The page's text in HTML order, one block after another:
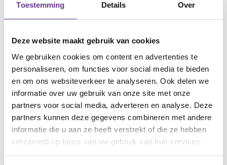
Toestemming Details Over
Deze website maakt gebruik van cookies
We gebruiken cookies om content en advertenties te
personaliseren, om functies voor social media te bieden
en om ons websiteverkeer te analyseren. Ook delen we
informatie over uw gebruik van onze site met onze
partners voor social media, adverteren en analyse. Deze
partners kunnen deze gegevens combineren met andere
informatie die u aan ze heeft verstrekt of die ze hebben
verzameld op basis van uw gebruik van hun services.